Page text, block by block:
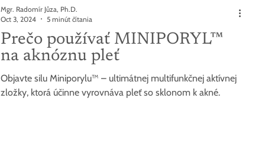
Prečo používať MINIPORYL™
na aknóznu pleť
Objavte silu Miniporylu™ – ultimátnej multifunkčnej aktívnej
zložky, ktorá účinne vyrovnáva pleť so sklonom k akné.
Mgr. Radomír Jůza, Ph.D.
Oct 3, 2024
5 minút čítania